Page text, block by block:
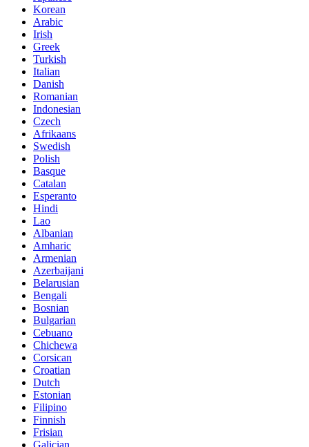
Korean
Arabic
Irish
Greek
Turkish
Italian
Danish
Romanian
Indonesian
Czech
Afrikaans
Swedish
Polish
Basque
Catalan
Esperanto
Hindi
Lao
Albanian
Amharic
Armenian
Azerbaijani
Belarusian
Bengali
Bosnian
Bulgarian
Cebuano
Chichewa
Corsican
Croatian
Dutch
Estonian
Filipino
Finnish
Frisian